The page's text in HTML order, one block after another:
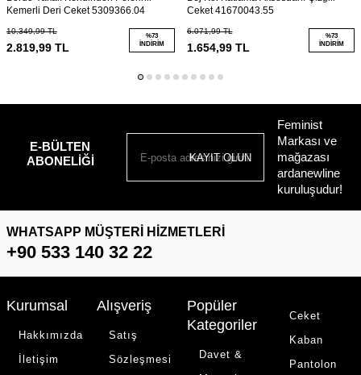
Kemerli Deri Ceket 5309366.04
10.349,99TL
2.819,99 TL
%73
İNDIRIM
Ceket 41670043.55
6.071,99TL
1.654,99TL
%73
İNDIRIM
E-BÜLTEN
ABONELIĞI
KAYIT OLUN
Feminist
Markası ve
mağazası
ardanewline
kuruluşudur!
WHATSAPP MÜŞTERI HIZMETLERI
+90 533 140 32 22
Kurumsal
Hakkımızda
İletişim
Alışveriş
Satış
Sözleşmesi
Popüler
Kategoriler
Davet &
Ceket
Kaban
Pantolon